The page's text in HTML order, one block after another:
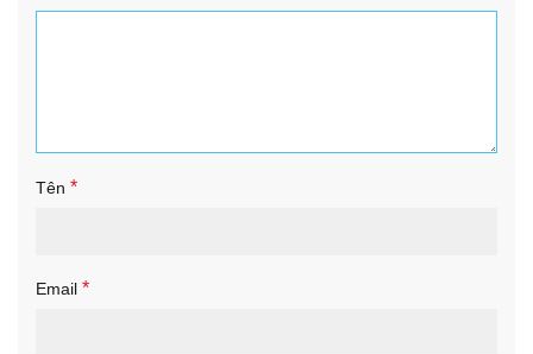
Tên *
Email *